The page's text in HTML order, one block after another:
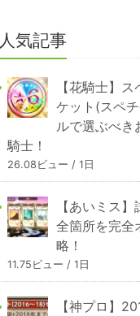
人気記事
【花騎士】
ケット(スペ
ルで選ぶべき
騎士！
26.08ビュー / 1日
【あいミス
全箇所を完全
略！
11.75ビュー / 1日
【神プロ】